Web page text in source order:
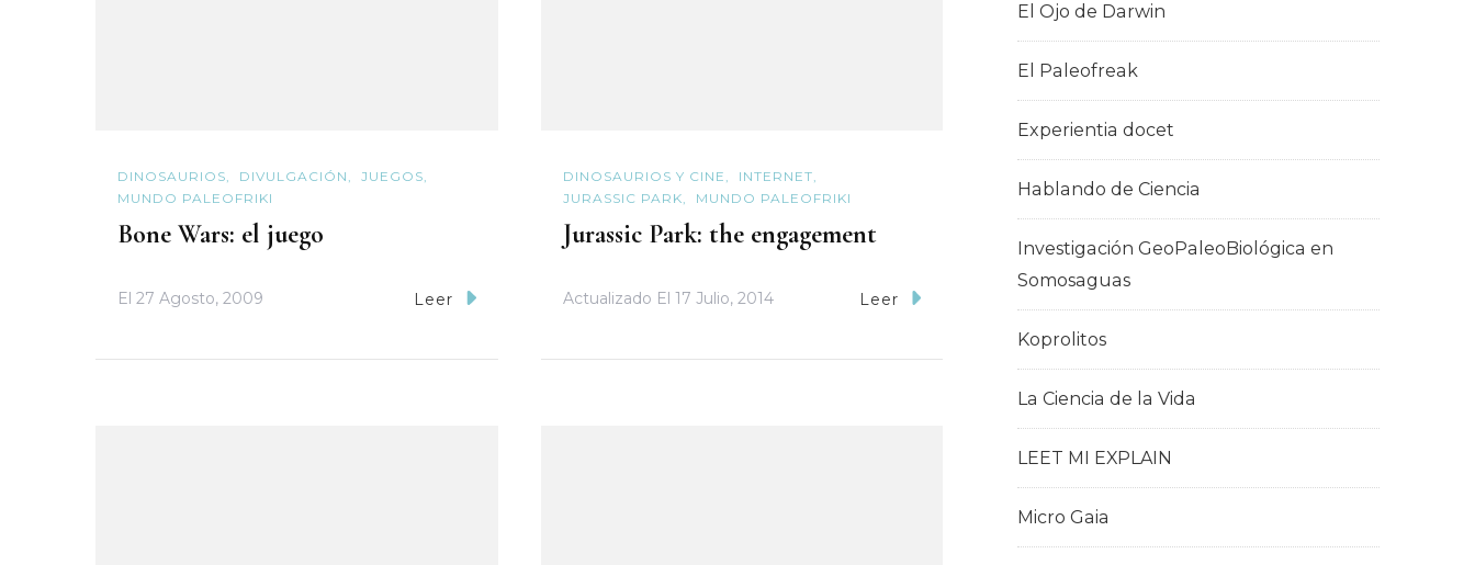
DINOSAURIOS DIVULGACIÓN
JUEGOS
MUNDO PALEOFRIKI
Bone Wars: el juego
El 27 Agosto, 2009 Leer
DINOSAURIOS Y CINE
INTERNET
JURASSIC PARK
MUNDO PALEOFRIKI
Jurassic Park: the engagement
Actualizado El 17 Julio, 2014 Leer
El Ojo de Darwin
El Paleofreak
Experientia docet
Hablando de Ciencia
Investigación GeoPaleoBiológica en
Somosaguas
Koprolitos
La Ciencia de la Vida
LEET MI EXPLAIN
Micro Gaia